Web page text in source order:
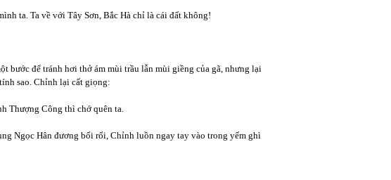
ta. Ta về với Tây Sơn, Bắc Hà chỉ là cái đất không!
bước để tránh hơi thở ám mùi trầu lẫn mùi giềng của gã, nhưng lại
sao. Chỉnh lại cất giọng:
Thượng Công thì chớ quên ta.
Ngọc Hân đương bối rối, Chỉnh luồn ngay tay vào trong yếm ghì